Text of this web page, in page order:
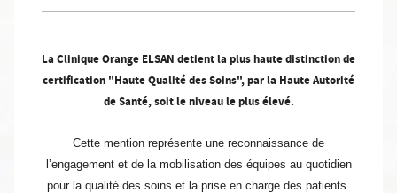
La Clinique Orange ELSAN detient la plus haute distinction de
certification "Haute Qualité des Soins", par la Haute Autorité
de Santé, soit le niveau le plus élevé.
Cette mention représente une reconnaissance de
l’engagement et de la mobilisation des équipes au quotidien
pour la qualité des soins et la prise en charge des patients.